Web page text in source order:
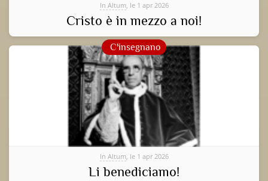
In Altum, le 1 apr 2026
Cristo è in mezzo a noi!
C'insegnano
In Altum, le 1 apr 2026
Li benediciamo!